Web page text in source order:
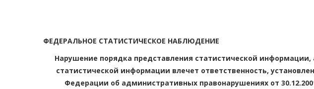
ФЕДЕРАЛЬНОЕ СТАТИСТИЧЕСКОЕ НАБЛЮДЕНИЕ
Нарушение порядка представления статистической информации,
статистической информации влечет ответственность,
Федерации об административных правонарушениях от